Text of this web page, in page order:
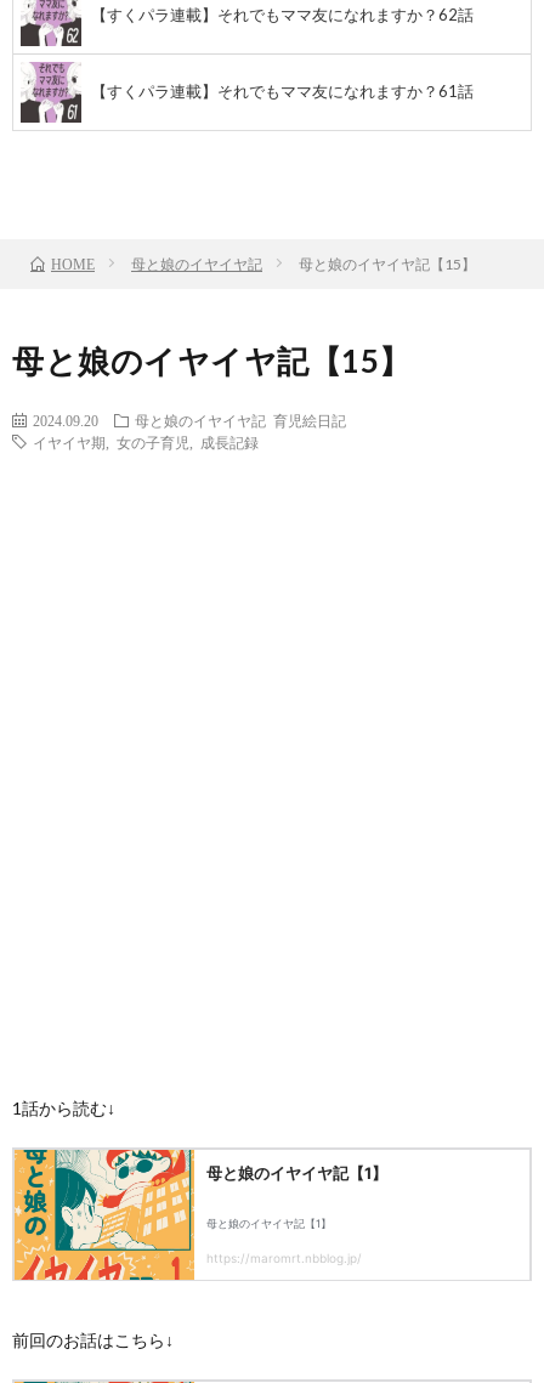
【すくパラ連載】それでもママ友になれますか？62話
【すくパラ連載】それでもママ友になれますか？61話
HOME 母と娘のイヤイヤ記 母と娘のイヤイヤ記【15】
母と娘のイヤイヤ記【15】
2024.09.20 母と娘のイヤイヤ記 育児絵日記
イヤイヤ期
女の子育児 成長記録
1話から読む↓
前回のお話はこちら↓